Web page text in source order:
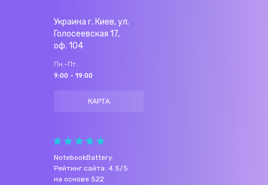
Украина г. Киев, ул.
Голосеевская 17,
оф. 104
Пн.-Пт.
9:00 - 19:00
КАРТА
NotebookBattery.
Рейтинг сайта: 4.5/5
на основе 522